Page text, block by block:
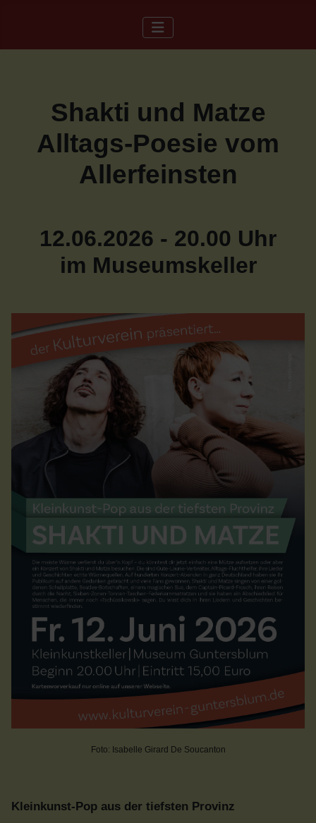
Shakti und Matze
Alltags-Poesie vom
Allerfeinsten
12.06.2026 - 20.00 Uhr
im Museumskeller
Foto: Isabelle Girard De Soucanton
Kleinkunst-Pop aus der tiefsten Provinz